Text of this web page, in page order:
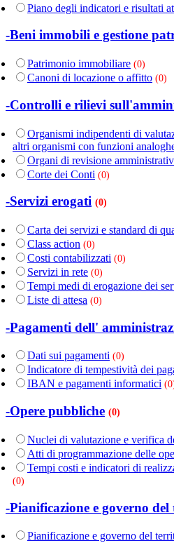
Piano degli indicatori e risultati
-Beni immobili e gestione
Patrimonio immobiliare (0)
Canoni di locazione o affitto (0)
-Controlli e rilievi
Organismi indipendenti di
altri organismi con funzioni
Organi di revisione
Corte dei Conti (0)
-Servizi erogati (0)
Carta dei servizi e standard di
Class action (0)
Costi contabilizzati (0)
Servizi in rete (0)
Tempi medi di erogazione dei
Liste di attesa (0)
-Pagamenti dell'
Dati sui pagamenti (0)
Indicatore di tempestività dei
IBAN e pagamenti informatici
-Opere pubbliche (0)
Nuclei di valutazione e verifica
Atti di programmazione delle
Tempi costi e indicatori di
(0)
-Pianificazione e governo
Pianificazione e governo del